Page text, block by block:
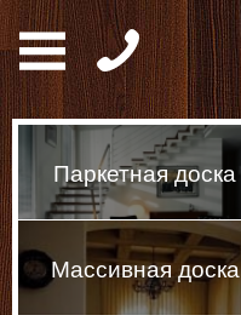
Паркетная доска
Массивная доска